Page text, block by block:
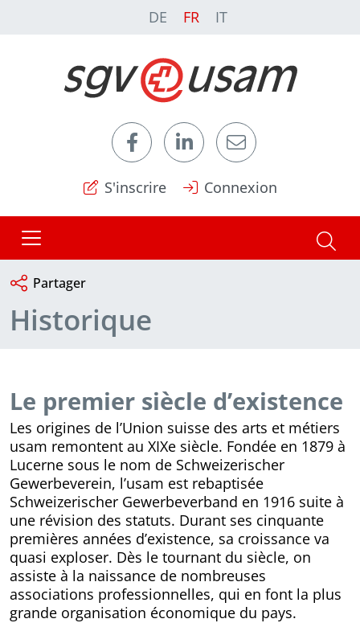
DE FR IT
S'inscrire Connexion
Partager
Historique
Le premier siècle d’existence
Les origines de l’Union suisse des arts et métiers
usam remontent au XIXe siècle. Fondée en 1879 à
Lucerne sous le nom de Schweizerischer
Gewerbeverein, l’usam est rebaptisée
Schweizerischer Gewerbeverband en 1916 suite à
une révision des statuts. Durant ses cinquante
premières années d’existence, sa croissance va
quasi exploser. Dès le tournant du siècle, on
assiste à la naissance de nombreuses
associations professionnelles, qui en font la plus
grande organisation économique du pays.